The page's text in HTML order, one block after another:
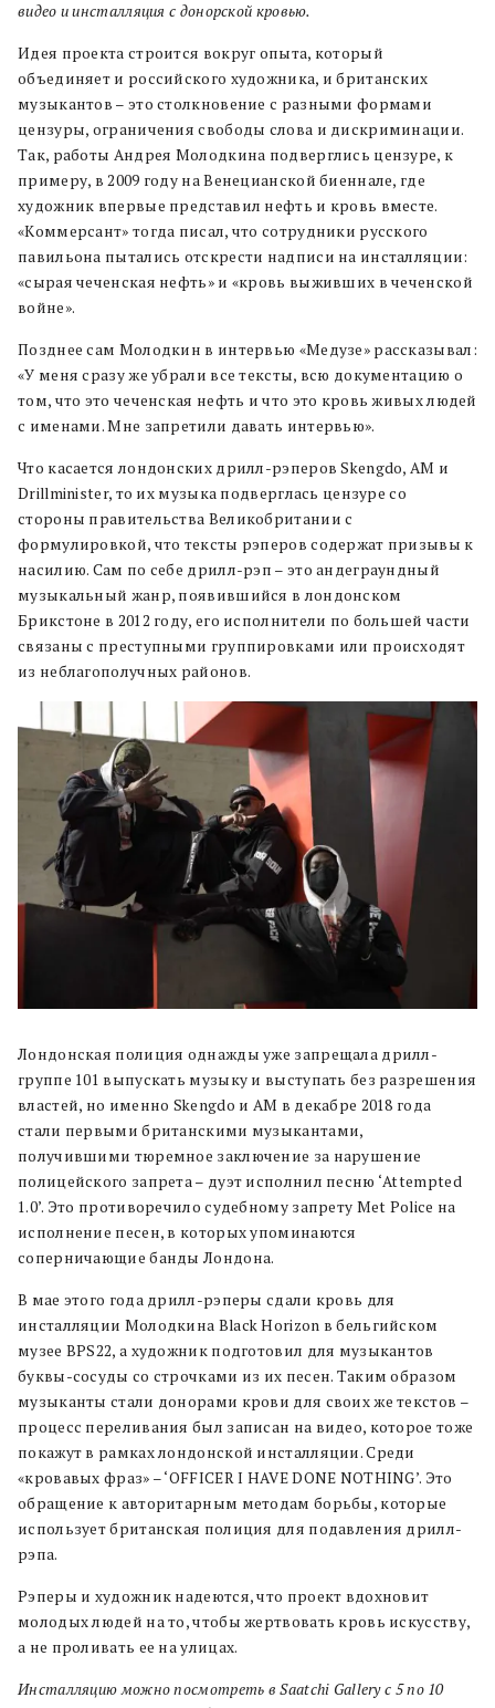
видео и инсталляция с донорской кровью.
Идея проекта строится вокруг опыта, который
объединяет и российского художника, и британских
музыкантов – это столкновение с разными формами
цензуры, ограничения свободы слова и дискриминации.
Так, работы Андрея Молодкина подверглись цензуре, к
примеру, в 2009 году на Венецианской биеннале, где
художник впервые представил нефть и кровь вместе.
«Коммерсант» тогда писал, что сотрудники русского
павильона пытались отскрести надписи на инсталляции:
«сырая чеченская нефть» и «кровь выживших в чеченской
войне».
Позднее сам Молодкин в интервью «Медузе» рассказывал:
«У меня сразу же убрали все тексты, всю документацию о
том, что это чеченская нефть и что это кровь живых людей
с именами. Мне запретили давать интервью».
Что касается лондонских дрилл-рэперов Skengdo, AM и
Drillminister, то их музыка подверглась цензуре со
стороны правительства Великобритании с
формулировкой, что тексты рэперов содержат призывы к
насилию. Сам по себе дрилл-рэп – это андеграундный
музыкальный жанр, появившийся в лондонском
Брикстоне в 2012 году, его исполнители по большей части
связаны с преступными группировками или происходят
из неблагополучных районов.
Лондонская полиция однажды уже запрещала дрилл-
группе 101 выпускать музыку и выступать без разрешения
властей, но именно Skengdo и AM в декабре 2018 года
стали первыми британскими музыкантами,
получившими тюремное заключение за нарушение
полицейского запрета – дуэт исполнил песню ‘Attempted
1.0’. Это противоречило судебному запрету Met Police на
исполнение песен, в которых упоминаются
соперничающие банды Лондона.
В мае этого года дрилл-рэперы сдали кровь для
инсталляции Молодкина Black Horizon в бельгийском
музее BPS22, а художник подготовил для музыкантов
буквы-сосуды со строчками из их песен. Таким образом
музыканты стали донорами крови для своих же текстов –
процесс переливания был записан на видео, которое тоже
покажут в рамках лондонской инсталляции. Среди
«кровавых фраз» – ‘OFFICER I HAVE DONE NOTHING’. Это
обращение к авторитарным методам борьбы, которые
использует британская полиция для подавления дрилл-
рэпа.
Рэперы и художник надеются, что проект вдохновит
молодых людей на то, чтобы жертвовать кровь искусству,
а не проливать ее на улицах.
Инсталляцию можно посмотреть в Saatchi Gallery c 5 по 10